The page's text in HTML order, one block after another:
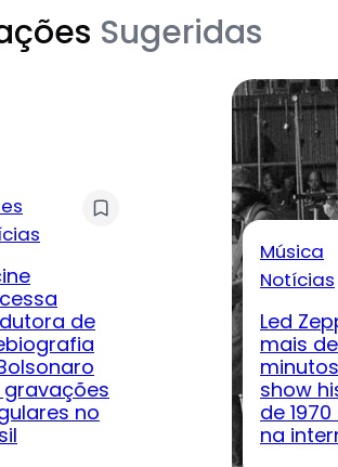
Sugeridas
de
no
Música
Notícias
Led
mais
show
de
na